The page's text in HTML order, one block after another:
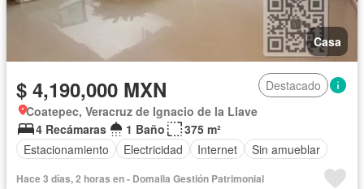
Casa
$ 4,190,000 MXN
Destacado
Coatepec, Veracruz de Ignacio de la Llave
4 Recámaras
1 Baño
375 m²
Estacionamiento
Electricidad Internet Sin amueblar
Hace 3 días, 2 horas en - Domalia Gestión Patrimonial